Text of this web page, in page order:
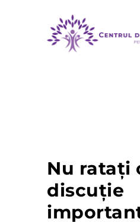
Nu ratați
discuție